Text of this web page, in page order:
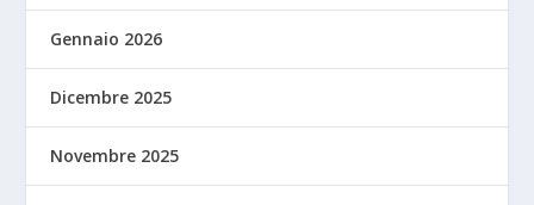
Gennaio 2026
Dicembre 2025
Novembre 2025